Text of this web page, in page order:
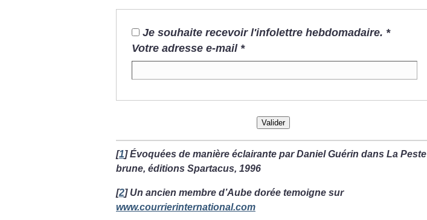
Je souhaite recevoir l'infolettre hebdomadaire. *
Votre adresse e-mail*
Valider
[1]Évoquées de manière éclairante par Daniel Guérin dans La Peste
brune, éditions Spartacus, 1996
[2] Un ancien membre d’Aube dorée temoigne sur
www.courrierinternational.com